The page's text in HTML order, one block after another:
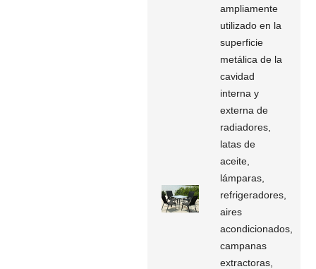
ampliamente
utilizado en la
superficie
metálica de la
cavidad
interna y
externa de
radiadores,
latas de
aceite,
lámparas,
refrigeradores,
aires
acondicionados,
campanas
extractoras,